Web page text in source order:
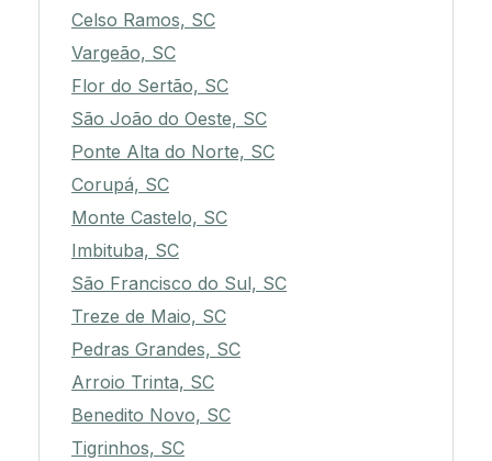
Celso Ramos, SC
Vargeão, SC
Flor do Sertão, SC
São João do Oeste, SC
Ponte Alta do Norte, SC
Corupá, SC
Monte Castelo, SC
Imbituba, SC
São Francisco do Sul, SC
Treze de Maio, SC
Pedras Grandes, SC
Arroio Trinta, SC
Benedito Novo, SC
Tigrinhos, SC